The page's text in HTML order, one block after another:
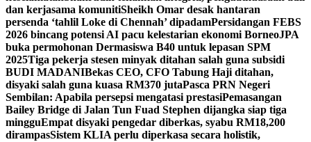
dan kerjasama komunitiSheikh Omar desak hantaran
persenda ‘tahlil Loke di Chennah’ dipadamPersidangan FEBS
2026 bincang potensi AI pacu kelestarian ekonomi BorneoJPA
buka permohonan Dermasiswa B40 untuk lepasan SPM
2025Tiga pekerja stesen minyak ditahan salah guna subsidi
BUDI MADANIBekas CEO, CFO Tabung Haji ditahan,
disyaki salah guna kuasa RM370 jutaPasca PRN Negeri
Sembilan: Apabila persepsi mengatasi prestasiPemasangan
Bailey Bridge di Jalan Tun Fuad Stephen dijangka siap tiga
mingguEmpat disyaki pengedar diberkas, syabu RM18,200
dirampasSistem KLIA perlu diperkasa secara holistik,